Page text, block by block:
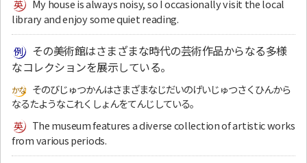
My house is always noisy, so I occasionally visit the local
library and enjoy some quiet reading.
その美術館はさまざまな時代の芸術作品からなる多様
なコレクションを展示している。
そのびじゅつかんはさまざまなじだいのげいじゅつさくひんから
なるたようなこれくしょんをてんじしている。
The museum features a diverse collection of artistic works
from various periods.